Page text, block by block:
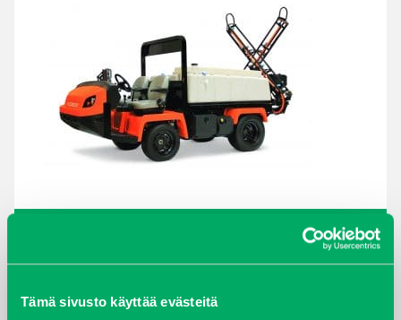
Tämä sivusto käyttää evästeitä
maaliskuu 2026